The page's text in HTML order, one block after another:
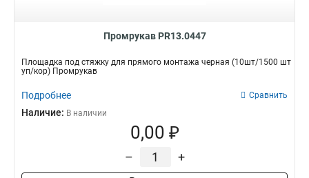
Промрукав PR13.0447
Площадка под стяжку для прямого монтажа черная (10шт/1500 шт
уп/кор) Промрукав
Подробнее Сравнить
Наличие: В наличии
0,00 ₽
– +